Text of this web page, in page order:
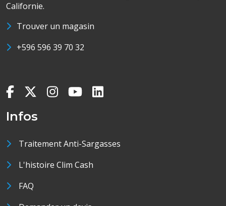
Californie.
Trouver un magasin
+596 596 39 70 32
Infos
Traitement Anti-Sargasses
L'histoire Clim Cash
FAQ